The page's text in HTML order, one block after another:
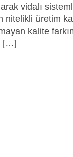
vidalı
nitelikli üretim
kalite
[…]